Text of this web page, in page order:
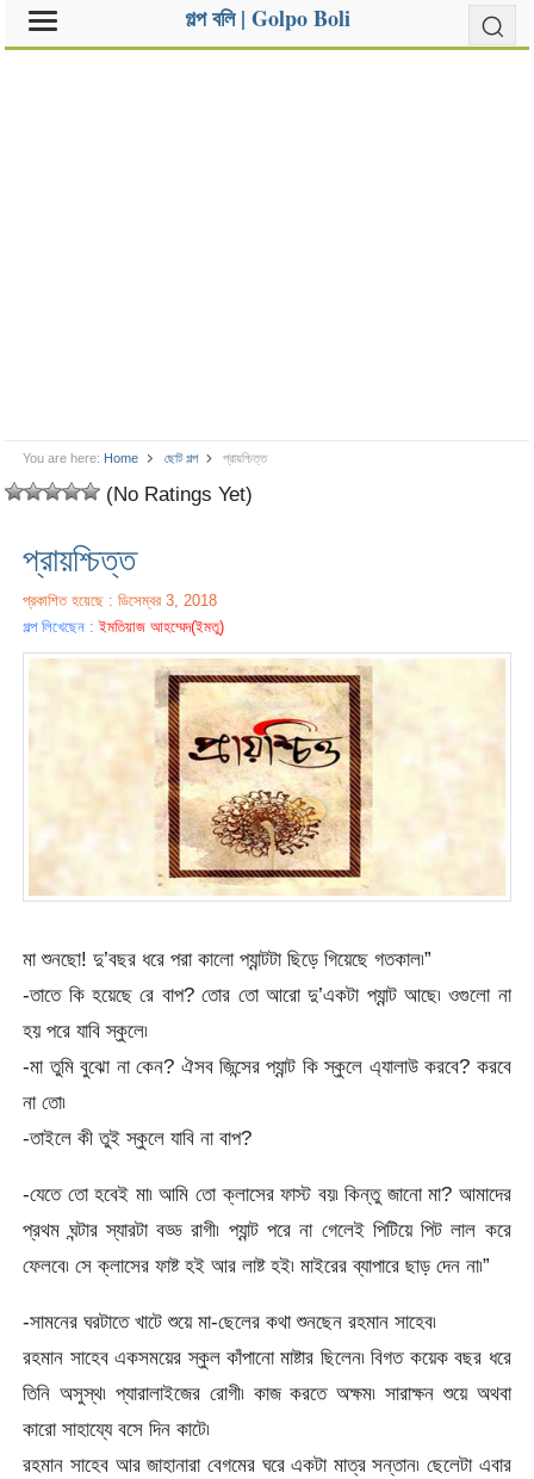
গল্প বলি | Golpo Boli
You are here: Home ছোট গল্প প্রায়শ্চিত্ত
(No Ratings Yet)
প্রায়শ্চিত্ত
প্রকাশিত হয়েছে : ডিসেম্বর 3, 2018
গল্প লিখেছেন :ইমতিয়াজ আহম্মেদ(ইমতু)
মা শুনছো! দু’বছর ধরে পরা কালো প্যান্টটা ছিড়ে গিয়েছে গতকাল৷”
-তাতে কি হয়েছে রে বাপ? তোর তো আরো দু’একটা প্যান্ট আছে৷ ওগুলো না
হয় পরে যাবি স্কুলে৷
-মা তুমি বুঝো না কেন? ঐসব জিন্সের প্যান্ট কি স্কুলে এ্যালাউ করবে? করবে
না তো৷
-তাইলে কী তুই স্কুলে যাবি না বাপ?
-যেতে তো হবেই মা৷ আমি তো ক্লাসের ফাস্ট বয়৷ কিন্তু জানো মা? আমাদের
প্রথম ঘন্টার স্যারটা বড্ড রাগী৷ প্যান্ট পরে না গেলেই পিটিয়ে পিট লাল করে
ফেলবে৷ সে ক্লাসের ফাষ্ট হই আর লাষ্ট হই৷ মাইরের ব্যাপারে ছাড় দেন না৷”
-সামনের ঘরটাতে খাটে শুয়ে মা-ছেলের কথা শুনছেন রহমান সাহেব৷
রহমান সাহেব একসময়ের স্কুল কাঁপানো মাষ্টার ছিলেন৷ বিগত কয়েক বছর ধরে
তিনি অসুস্থ৷ প্যারালাইজের রোগী৷ কাজ করতে অক্ষম৷ সারাক্ষন শুয়ে অথবা
কারো সাহায্যে বসে দিন কাটে৷
রহমান সাহেব আর জাহানারা বেগমের ঘরে একটা মাত্র সন্তান৷ ছেলেটা এবার